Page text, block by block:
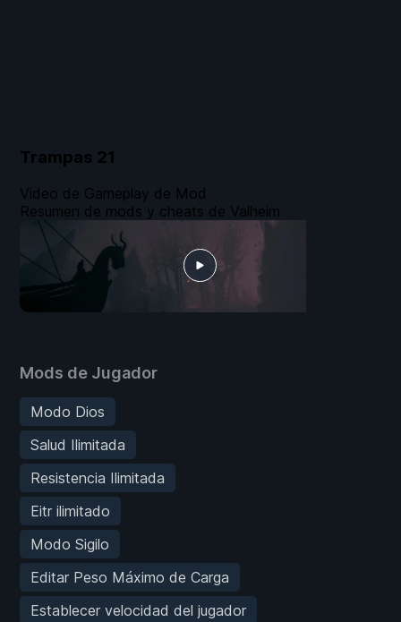
Trampas 21
Mods de Jugador
Modo Dios
Salud Ilimitada
Resistencia Ilimitada
Eitr ilimitado
Modo Sigilo
Editar Peso Máximo de Carga
Establecer velocidad del jugador
Video de Gameplay de Mod
Resumen de mods y cheats de Valheim